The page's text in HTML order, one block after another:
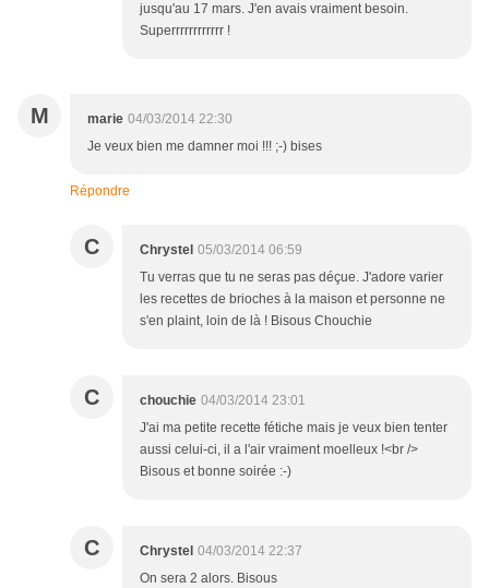
jusqu'au 17 mars. J'en avais vraiment besoin.
Superrrrrrrrrrrr !
M marie 04/03/2014 22:30
Je veux bien me damner moi !!! ;-) bises
Répondre
C Chrystel 05/03/2014 06:59
Tu verras que tu ne seras pas déçue. J'adore varier
les recettes de brioches à la maison et personne ne
s'en plaint, loin de là ! Bisous Chouchie
C chouchie 04/03/2014 23:01
J'ai ma petite recette fétiche mais je veux bien tenter
aussi celui-ci, il a l'air vraiment moelleux !<br />
Bisous et bonne soirée :-)
C Chrystel 04/03/2014 22:37
On sera 2 alors. Bisous